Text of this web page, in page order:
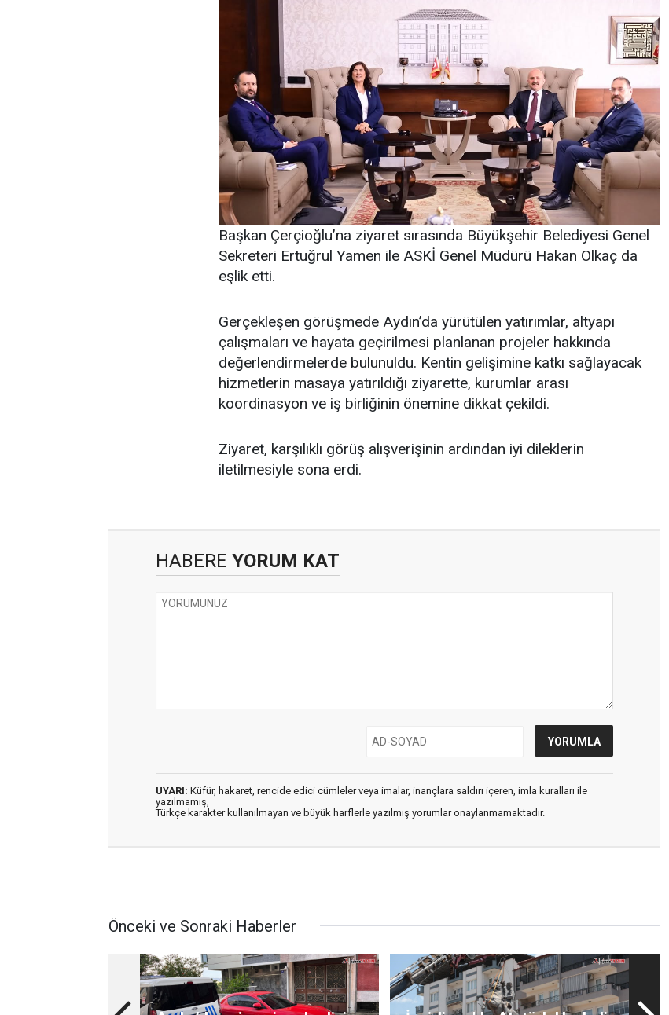
Başkan Çerçioğlu’na ziyaret sırasında Büyükşehir Belediyesi Genel
Sekreteri Ertuğrul Yamen ile ASKİ Genel Müdürü Hakan Olkaç da
eşlik etti.
Gerçekleşen görüşmede Aydın’da yürütülen yatırımlar, altyapı
çalışmaları ve hayata geçirilmesi planlanan projeler hakkında
değerlendirmelerde bulunuldu. Kentin gelişimine katkı sağlayacak
hizmetlerin masaya yatırıldığı ziyarette, kurumlar arası
koordinasyon ve iş birliğinin önemine dikkat çekildi.
Ziyaret, karşılıklı görüş alışverişinin ardından iyi dileklerin
iletilmesiyle sona erdi.
HABERE YORUM KAT
UYARI: Küfür, hakaret, rencide edici cümleler veya imalar, inançlara saldırı içeren, imla kuralları ile
yazılmamış,
Türkçe karakter kullanılmayan ve büyük harflerle yazılmış yorumlar onaylanmamaktadır.
Önceki ve Sonraki Haberler